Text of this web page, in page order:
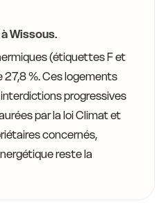
Wissous.
(étiquettes F et
27,8 %. Ces logements
progressives
par la loi Climat et
concernés,
reste la